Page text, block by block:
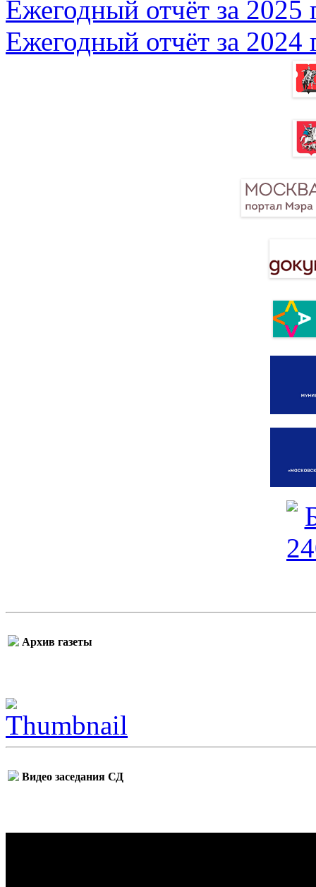
Ежегодный отчёт за 2025
Ежегодный отчёт за 2024
Архив газеты
Видео заседания СД